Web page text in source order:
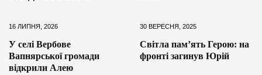
16 ЛИПНЯ, 2026
У селі Вербове
Вапнярської громади
відкрили Алею
30 ВЕРЕСНЯ, 2025
Світла пам’ять Герою: на
фронті загинув Юрій